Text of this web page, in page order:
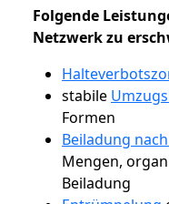
Folgende
Netzwerk zu
stabile
Formen
Beiladung
Mengen,
Beiladung